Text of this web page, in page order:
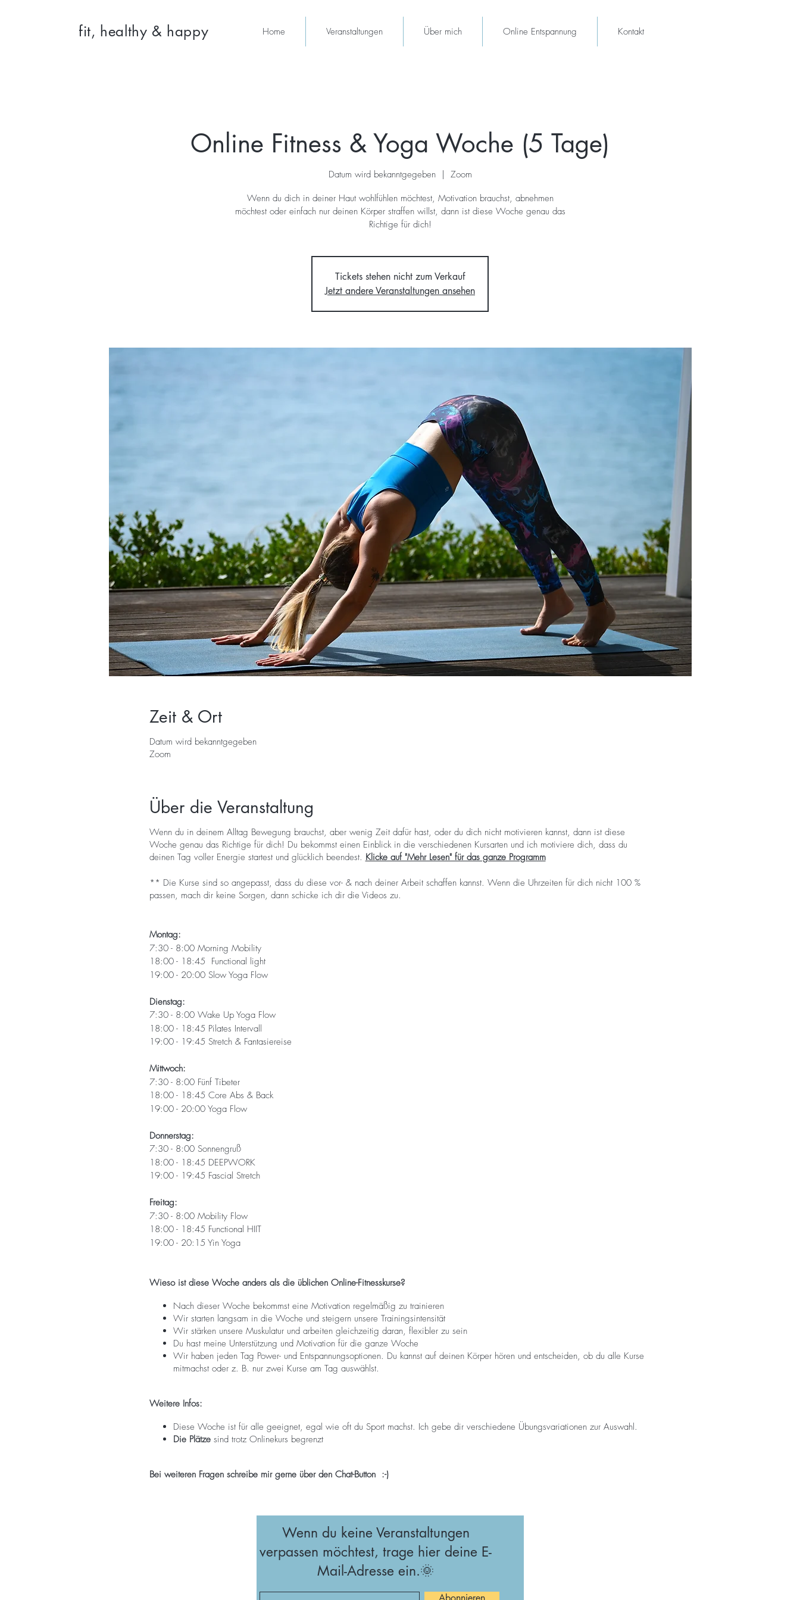
Home Veranstaltungen Über mich Online Entspannung Kontakt
fit, healthy & happy
Online Fitness & Yoga Woche (5 Tage)
Datum wird bekanntgegeben
  |
Zoom
Wenn du dich in deiner Haut wohlfühlen möchtest, Motivation brauchst, abnehmen
möchtest oder einfach nur deinen Körper straffen willst, dann ist diese Woche genau das
Richtige für dich!
Tickets stehen nicht zum Verkauf
Jetzt andere Veranstaltungen ansehen
Zeit & Ort
Datum wird bekanntgegeben
Zoom
Über die Veranstaltung
Wenn du in deinem Alltag Bewegung brauchst, aber wenig Zeit dafür hast, oder du dich nicht motivieren kannst, dann ist diese
Woche genau das Richtige für dich! Du bekommst einen Einblick in die verschiedenen Kursarten und ich motiviere dich, dass du
deinen Tag voller Energie startest und glücklich beendest. Klicke auf "Mehr Lesen" für das ganze Programm
** Die Kurse sind so angepasst, dass du diese vor- & nach deiner Arbeit schaffen kannst. Wenn die Uhrzeiten für dich nicht 100 %
passen, mach dir keine Sorgen, dann schicke ich dir die Videos zu.
Montag:
7:30 - 8:00 Morning Mobility
18:00 - 18:45 Functional light
19:00 - 20:00 Slow Yoga Flow
Dienstag:
7:30 - 8:00 Wake Up Yoga Flow
18:00 - 18:45 Pilates Intervall
19:00 - 19:45 Stretch & Fantasiereise
Mittwoch:
7:30 - 8:00 Fünf Tibeter
18:00 - 18:45 Core Abs & Back
19:00 - 20:00 Yoga Flow
Donnerstag:
7:30 - 8:00 Sonnengruß
18:00 - 18:45 DEEPWORK
19:00 - 19:45 Fascial Stretch
Freitag:
7:30 - 8:00 Mobility Flow
18:00 - 18:45 Functional HIIT
19:00 - 20:15 Yin Yoga
Wieso ist diese Woche anders als die üblichen Online-Fitnesskurse?
Nach dieser Woche bekommst eine Motivation regelmäßig zu trainieren
Wir starten langsam in die Woche und steigern unsere Trainingsintensität
Wir stärken unsere Muskulatur und arbeiten gleichzeitig daran, flexibler zu sein
Du hast meine Unterstützung und Motivation für die ganze Woche
Wir haben jeden Tag Power- und Entspannungsoptionen. Du kannst auf deinen Körper hören und entscheiden, ob du alle Kurse
mitmachst oder z. B. nur zwei Kurse am Tag auswählst.
Weitere Infos:
Diese Woche ist für alle geeignet, egal wie oft du Sport machst. Ich gebe dir verschiedene Übungsvariationen zur Auswahl.
Die Plätzesind trotz Onlinekurs begrenzt
Bei weiteren Fragen schreibe mir gerne über den Chat-Button :-)
Wenn du keine Veranstaltungen
verpassen möchtest, trage hier deine E-
Mail-Adresse ein.🌞